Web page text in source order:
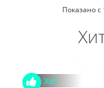
Показано с
Хит